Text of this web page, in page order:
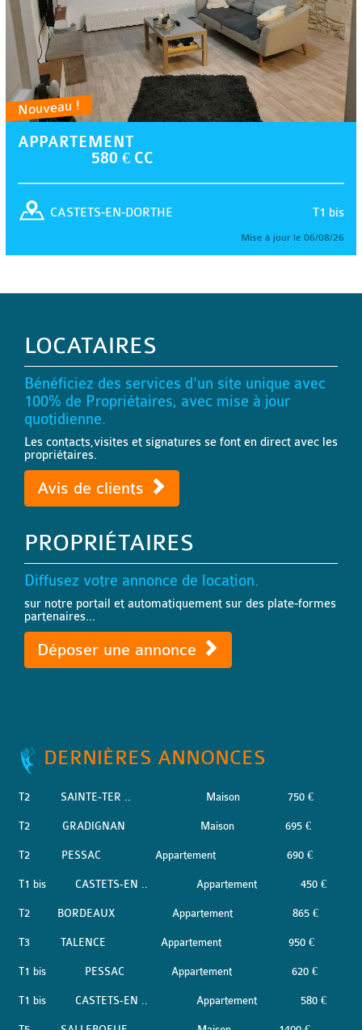
Nouveau !
APPARTEMENT
580 € CC
T1 bis
CASTETS-EN-DORTHE
Mise à jour le 06/08/26
LOCATAIRES
Bénéficiez des services d'un site unique avec
100% de Propriétaires, avec mise à jour
quotidienne.
Les contacts,visites et signatures se font en direct avec les
propriétaires.
Avis de clients
PROPRIÉTAIRES
Diffusez votre annonce de location.
sur notre portail et automatiquement sur des plate-formes
partenaires...
Déposer une annonce
DERNIÈRES ANNONCES
T2 SAINTE-TER .. Maison 750 €
T2 GRADIGNAN Maison 695 €
T2 PESSAC Appartement 690 €
T1 bis CASTETS-EN .. Appartement 450 €
T2 BORDEAUX Appartement 865 €
T3 TALENCE Appartement 950 €
T1 bis PESSAC Appartement 620 €
T1 bis CASTETS-EN .. Appartement 580 €